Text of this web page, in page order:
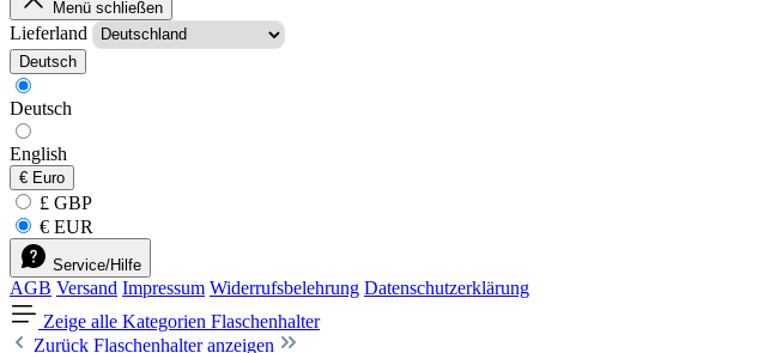
Menü schließen
Lieferland
Deutsch
Deutsch
English
€ Euro
£ GBP
€ EUR
Service/Hilfe
AGB Versand Impressum Widerrufsbelehrung Datenschutzerklärung
Zeige alle Kategorien Flaschenhalter
Zurück Flaschenhalter anzeigen